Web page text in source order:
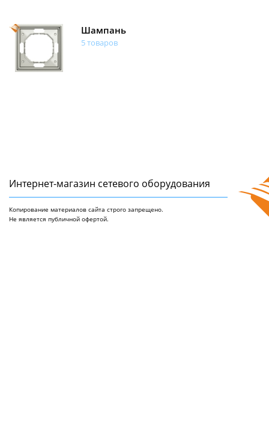
Шампань
5 товаров
Интернет-магазин сетeвого оборудования
Копирование материалов сайта строго запрещено.
Не является публичной офертой.